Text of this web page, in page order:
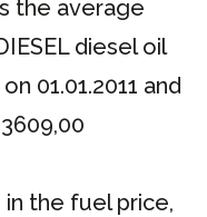
the average
diesel oil
01.01.2011 and
the fuel price,